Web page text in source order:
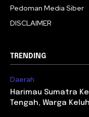
Pedoman Media Siber
DISCLAIMER
TRENDING
Daerah
Harimau Sumatra
Tengah, Warga